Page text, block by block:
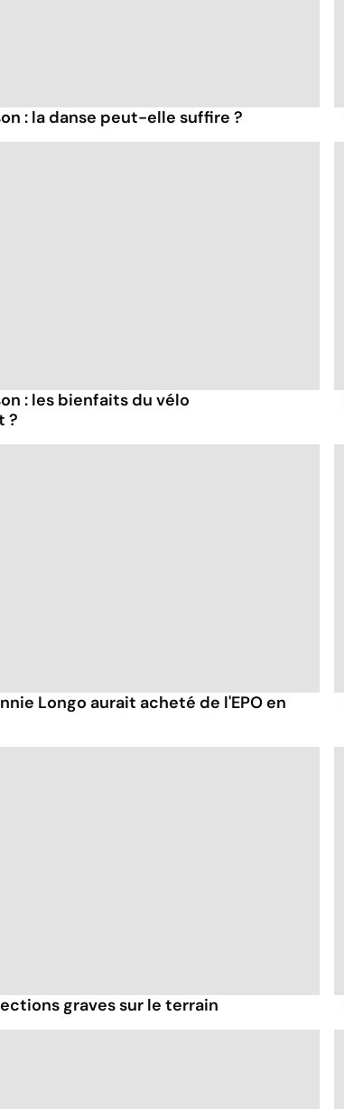
: la danse peut-elle suffire ?
: les bienfaits du vélo
?
Longo aurait acheté de l'EPO en
graves sur le terrain